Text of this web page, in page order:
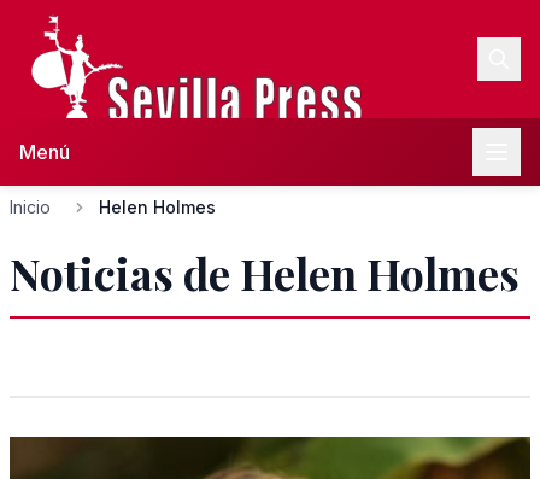
Menú
Inicio Helen Holmes
Noticias de Helen Holmes